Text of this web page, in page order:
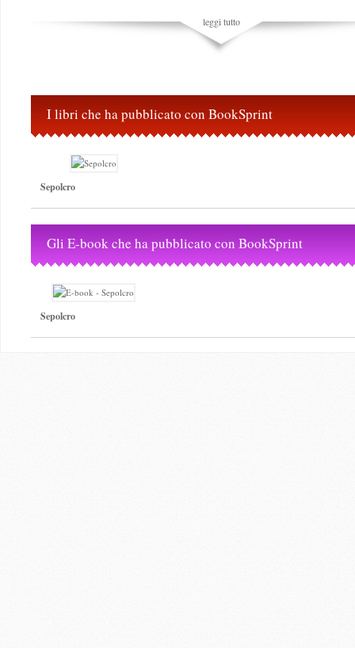
leggi tutto
I libri che ha pubblicato con BookSprint
Sepolcro
Gli E-book che ha pubblicato con BookSprint
Sepolcro